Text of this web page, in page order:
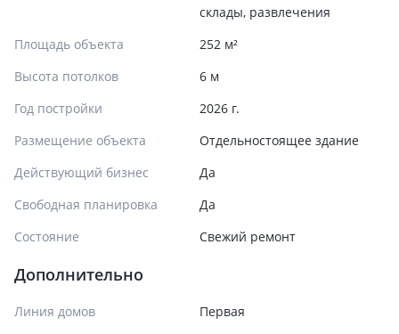
склады, развлечения
Площадь объекта
252 м²
Высота потолков
6 м
Год постройки
2026 г.
Размещение объекта
Отдельностоящее здание
Действующий бизнес
Да
Свободная планировка
Да
Состояние
Cвежий ремонт
Дополнительно
Линия домов
Первая